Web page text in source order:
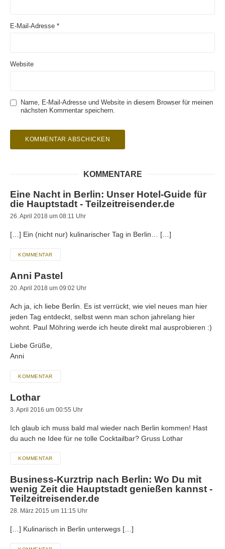
E-Mail-Adresse *
Website
Name, E-Mail-Adresse und Website in diesem Browser für meinen
nächsten Kommentar speichern.
KOMMENTARE
Eine Nacht in Berlin: Unser Hotel-Guide für
die Hauptstadt - Teilzeitreisender.de
26. April 2018 um 08:11 Uhr
[…] Ein (nicht nur) kulinarischer Tag in Berlin… […]
KOMMENTAR
Anni Pastel
20. April 2018 um 09:02 Uhr
Ach ja, ich liebe Berlin. Es ist verrückt, wie viel neues man hier
jeden Tag entdeckt, selbst wenn man schon jahrelang hier
wohnt. Paul Möhring werde ich heute direkt mal ausprobieren :)
Liebe Grüße,
Anni
KOMMENTAR
Lothar
3. April 2016 um 00:55 Uhr
Ich glaub ich muss bald mal wieder nach Berlin kommen! Hast
du auch ne Idee für ne tolle Cocktailbar? Gruss Lothar
KOMMENTAR
Business-Kurztrip nach Berlin: Wo Du mit
wenig Zeit die Hauptstadt genießen kannst -
Teilzeitreisender.de
28. März 2015 um 11:15 Uhr
[…] Kulinarisch in Berlin unterwegs […]